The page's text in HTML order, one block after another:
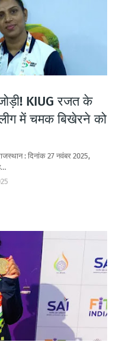
KIUG रजत के
लीग में चमक बिखेरने को
: दिनांक 27 नवंबर 2025,